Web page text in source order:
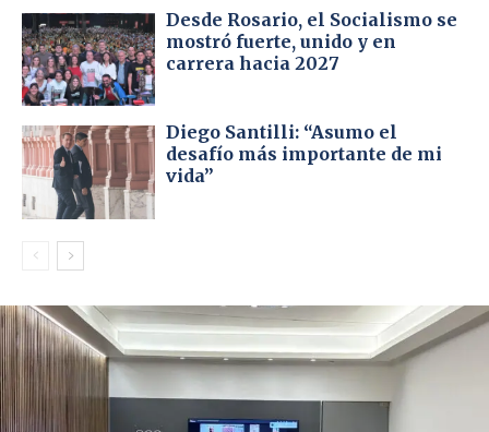
Desde Rosario, el Socialismo se
mostró fuerte, unido y en
carrera hacia 2027
Diego Santilli: “Asumo el
desafío más importante de mi
vida”